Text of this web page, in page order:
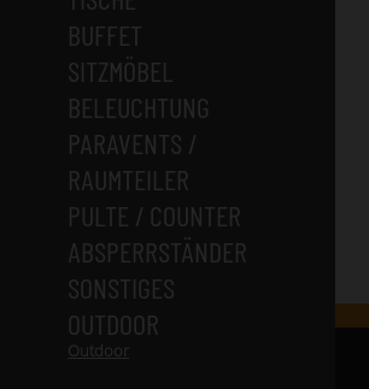
BUFFET
SITZMÖBEL
BELEUCHTUNG
PARAVENTS /
RAUMTEILER
PULTE / COUNTER
ABSPERRSTÄNDER
SONSTIGES
OUTDOOR
Outdoor